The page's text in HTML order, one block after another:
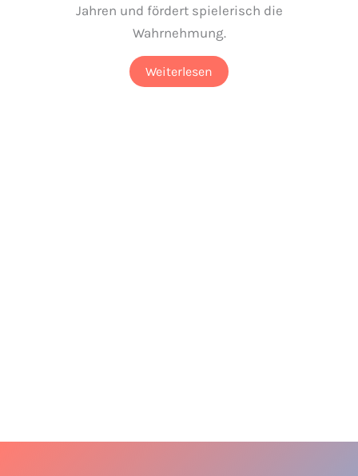
Jahren und fördert spielerisch die
Wahrnehmung.
Weiterlesen